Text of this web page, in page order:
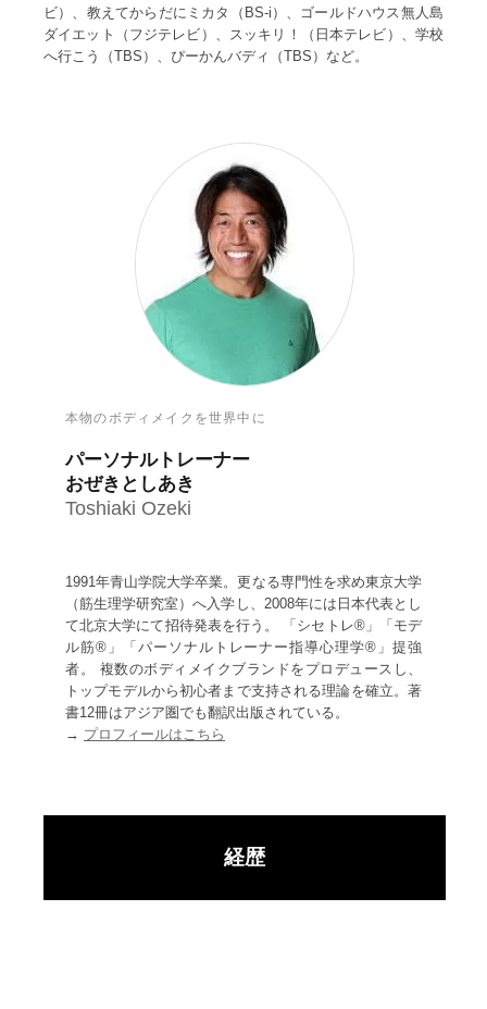
ビ）、教えてからだにミカタ（BS-i）、ゴールドハウス無人島
ダイエット（フジテレビ）、スッキリ！（日本テレビ）、学校
へ行こう（TBS）、ぴーかんバディ（TBS）など。
本物のボディメイクを世界中に
パーソナルトレーナー
おぜきとしあき
Toshiaki Ozeki
1991年青山学院大学卒業。更なる専門性を求め東京大学
（筋生理学研究室）へ入学し、2008年には日本代表とし
て北京大学にて招待発表を行う。 「シセトレ®」「モデ
ル筋®」「パーソナルトレーナー指導心理学®」提強
者。 複数のボディメイクブランドをプロデュースし、
トップモデルから初心者まで支持される理論を確立。著
書12冊はアジア圏でも翻訳出版されている。
→ プロフィールはこちら
経歴